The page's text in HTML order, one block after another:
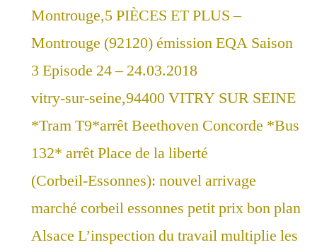
Montrouge,5 PIÈCES ET PLUS –
Montrouge (92120) émission EQA Saison
3 Episode 24 – 24.03.2018
vitry-sur-seine,94400 VITRY SUR SEINE
*Tram T9*arrêt Beethoven Concorde *Bus
132* arrêt Place de la liberté
(Corbeil-Essonnes): nouvel arrivage
marché corbeil essonnes petit prix bon plan
Alsace L’inspection du travail multiplie les